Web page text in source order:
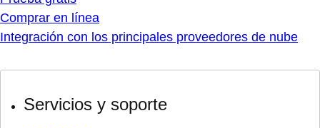
Comprar en línea
Integración con los principales proveedores de nube
Servicios y soporte